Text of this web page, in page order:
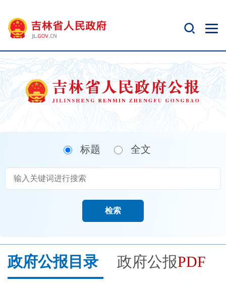
标题 全文
检索
政府公报目录 政府公报PDF
开
无
障
碍
说
明
导
盲
模